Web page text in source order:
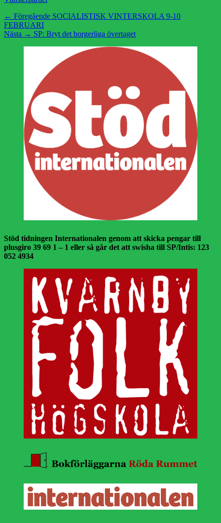
Inläggsnavigering
← Föregående Föregående
SOCIALISTISK VINTERSKOLA 9-10
FEBRUARI
Nästa → Nästa
SP: Bryt det borgerliga övertaget
Stöd tidningen Internationalen genom att skicka pengar till
plusgiro 39 69 1 – 1 eller så går det att swisha till SP/Intis: 123
052 4934